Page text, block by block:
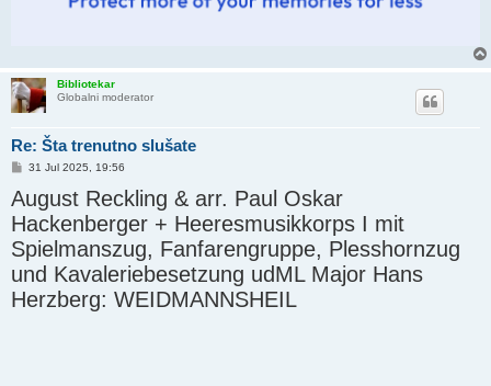
Bibliotekar
Globalni moderator
Re: Šta trenutno slušate
P
s
t
31 Jul 2025, 19:56
August Reckling & arr. Paul Oskar
Hackenberger + Heeresmusikkorps I mit
Spielmanszug, Fanfarengruppe, Plesshornzug
und Kavaleriebesetzung udML Major Hans
Herzberg: WEIDMANNSHEIL